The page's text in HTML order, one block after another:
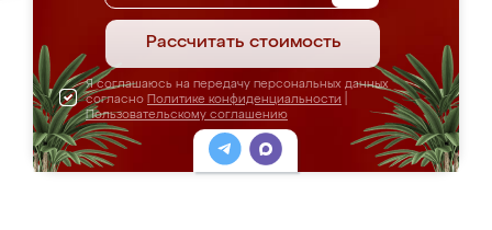
Рассчитать стоимость
Я соглашаюсь на передачу персональных данных
согласно Политике конфиденциальности
Пользовательскому соглашению